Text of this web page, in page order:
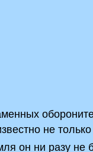
не
он ни разу